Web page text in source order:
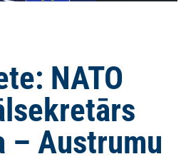
NATO
– Austrumu